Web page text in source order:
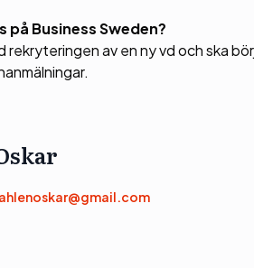
på Business Sweden?
rekryteringen av en ny vd och ska